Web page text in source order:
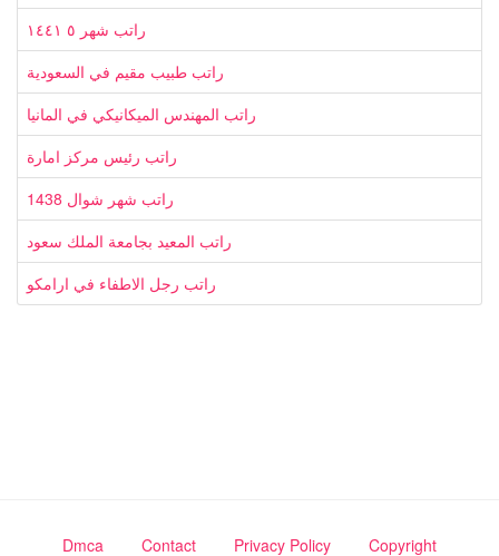
راتب شهر ٥ ١٤٤١
راتب طبيب مقيم في السعودية
راتب المهندس الميكانيكي في المانيا
راتب رئيس مركز امارة
راتب شهر شوال 1438
راتب المعيد بجامعة الملك سعود
راتب رجل الاطفاء في ارامكو
Dmca Contact Privacy Policy Copyright